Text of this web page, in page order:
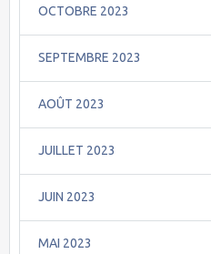
OCTOBRE 2023
SEPTEMBRE 2023
AOÛT 2023
JUILLET 2023
JUIN 2023
MAI 2023